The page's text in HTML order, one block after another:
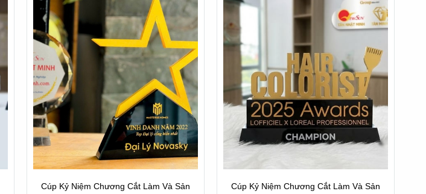
Cúp Kỷ Niệm Chương Cắt Làm Và Sản
Cúp Kỷ Niệm Chương Cắt Làm Và Sản